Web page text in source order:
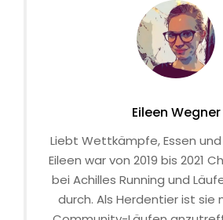
Eileen Wegner
Liebt Wettkämpfe, Essen
Eileen war von 2019 bis 2021
bei Achilles Running und
durch. Als Herdentier ist sie